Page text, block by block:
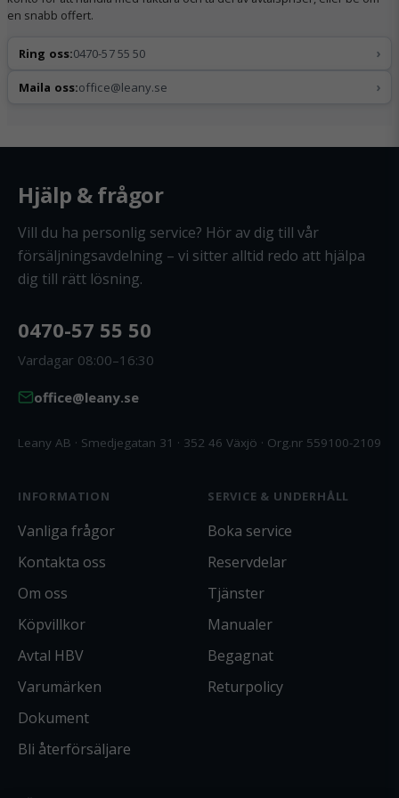
en snabb offert.
Ring oss:0470-57 55 50 ›
Maila oss:office@leany.se ›
Hjälp & frågor
Vill du ha personlig service? Hör av dig till vår
försäljningsavdelning – vi sitter alltid redo att hjälpa
dig till rätt lösning.
0470-57 55 50
Vardagar 08:00–16:30
office@leany.se
Leany AB · Smedjegatan 31 · 352 46 Växjö · Org.nr 559100-2109
INFORMATION
Vanliga frågor
Kontakta oss
Om oss
Köpvillkor
Avtal HBV
Varumärken
Dokument
Bli återförsäljare
SERVICE & UNDERHÅLL
Boka service
Reservdelar
Tjänster
Manualer
Begagnat
Returpolicy